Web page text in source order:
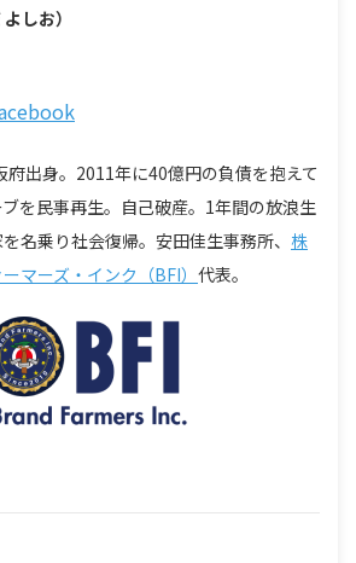
しお）
府出身。2011年に40億円の負債を抱えて
を民事再生。自己破産。1年間の放浪生
名乗り社会復帰。安田佳生事務所、 株
マーズ・インク（BFI） 代表。